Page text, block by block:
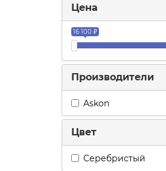
Цена
16 100 ₽
Производители
Askon
Цвет
Серебристый